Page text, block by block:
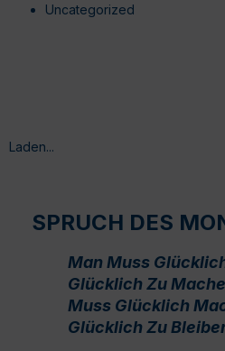
Uncategorized
Laden...
SPRUCH DES
Man Muss
Glücklich Zu
Muss Glücklich
Glücklich Zu